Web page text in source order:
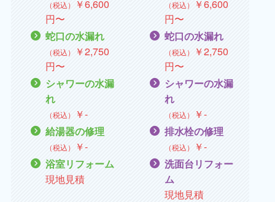
（税込） ￥6,600
円〜
蛇口の水漏れ
（税込） ￥2,750
円〜
シャワーの水漏
れ
（税込） ￥‐
給湯器の修理
（税込） ￥‐
浴室リフォーム
現地見積
（税込） ￥6,600
円〜
蛇口の水漏れ
（税込） ￥2,750
円〜
シャワーの水漏
れ
（税込） ￥‐
排水栓の修理
（税込） ￥‐
洗面台リフォー
ム
現地見積